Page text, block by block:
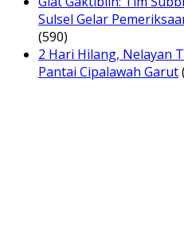
Sulsel Gelar
(590)
2 Hari Hilang, Nelayan
Pantai Cipalawah Garut